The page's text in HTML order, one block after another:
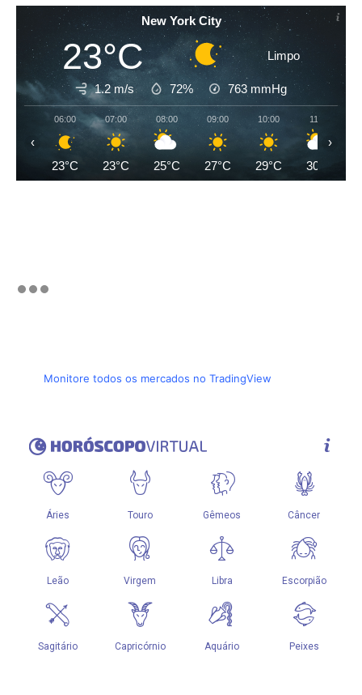
New York City
23°C Limpo
1.2 m/s 72% 763 mmHg
06:00
23°C
07:00
23°C
08:00
25°C
09:00
27°C
10:00
29°C
11:00
30°C
‹ ›
Monitore todos os mercados no TradingView